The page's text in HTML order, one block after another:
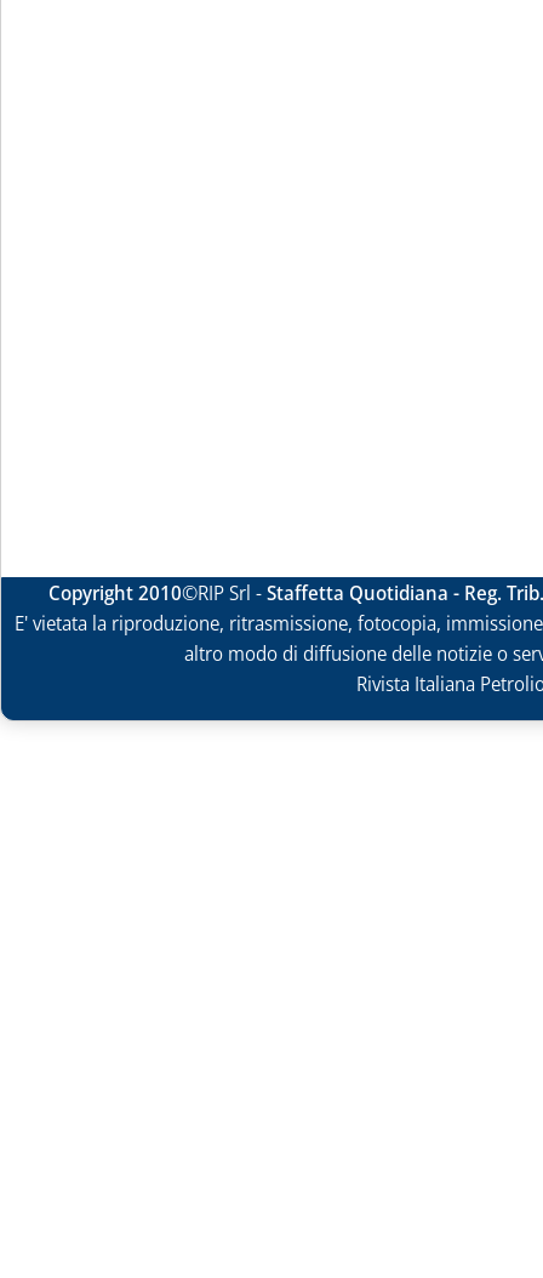
Copyright 2010©RIP Srl -Staffetta Quotidiana - Reg.
E' vietata la riproduzione, ritrasmissione, fotocopia,
altro modo di diffusione delle notizie o
Rivista Italiana